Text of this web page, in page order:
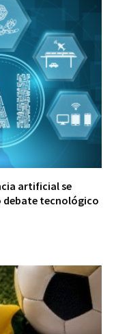
artificial se
debate tecnológico